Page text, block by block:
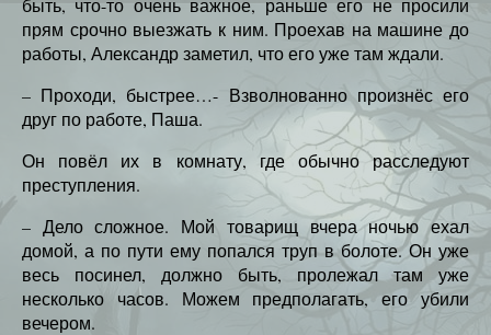
быть, что-то очень важное, раньше его не просили
прям срочно выезжать к ним. Проехав на машине до
работы, Александр заметил, что его уже там ждали.
– Проходи, быстрее…- Взволнованно произнёс его
друг по работе, Паша.
Он повёл их в комнату, где обычно расследуют
преступления.
– Дело сложное. Мой товарищ вчера ночью ехал
домой, а по пути ему попался труп в болоте. Он уже
весь посинел, должно быть, пролежал там уже
несколько часов. Можем предполагать, его убили
вечером.